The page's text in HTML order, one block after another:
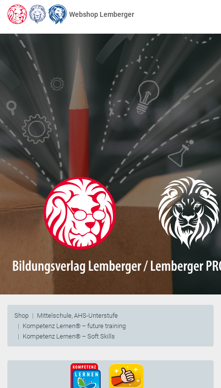
Webshop Lemberger
Shop
Mittelschule, AHS-Unterstufe
Kompetenz Lernen® – future training
Kompetenz Lernen® – Soft Skills